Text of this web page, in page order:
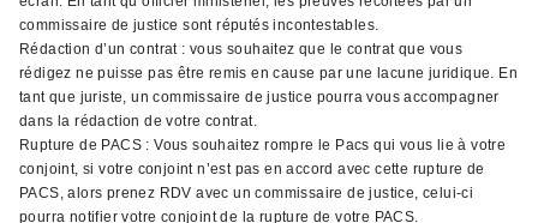
commissaire de justice sont réputés incontestables.
Rédaction d’un contrat : vous souhaitez que le contrat que vous
rédigez ne puisse pas être remis en cause par une lacune juridique. En
tant que juriste, un commissaire de justice pourra vous accompagner
dans la rédaction de votre contrat.
Rupture de PACS : Vous souhaitez rompre le Pacs qui vous lie à votre
conjoint, si votre conjoint n’est pas en accord avec cette rupture de
PACS, alors prenez RDV avec un commissaire de justice, celui-ci
pourra notifier votre conjoint de la rupture de votre PACS.